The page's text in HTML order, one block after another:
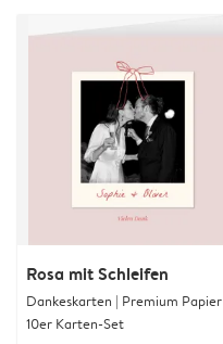
Rosa mit Schleifen
Dankeskarten | Premium Papier
10er Karten-Set